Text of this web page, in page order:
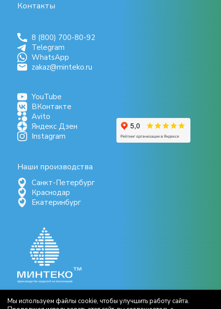
Контакты
8 (800) 700-80-92
Telegram
WhatsApp
zakaz@minteko.ru
YouTube
ВКонтакте
Avito
Яндекс Дзен
Instagram
Наши производства
Санкт-Петербург
Краснодар
Екатеринбург
Документы СОУТ
Мы используем файлы cookie, чтобы улучшить работу сайта.